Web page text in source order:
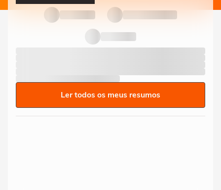
Ler todos os meus resumos